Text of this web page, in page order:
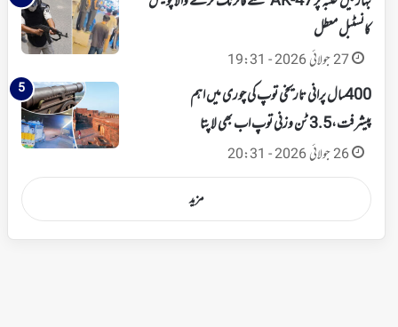
کانسٹبل معطل
27 جولائی 2026 - 19:31
400 سال پرانی تاریخی توپ کی چوری میں اہم
پیشرفت،3.5 ٹن وزنی توپ اب بھی لاپتا
26 جولائی 2026 - 20:31
مزید